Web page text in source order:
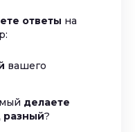
ответы на
вашего
делаете
разный?